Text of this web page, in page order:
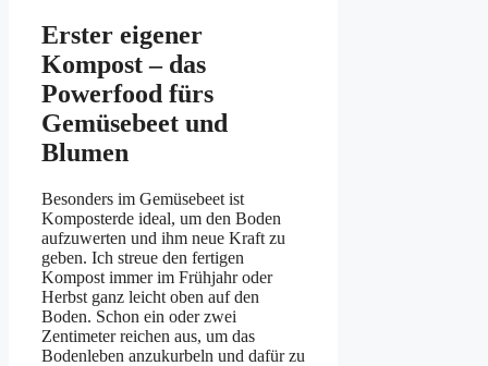
Erster eigener
Kompost – das
Powerfood fürs
Gemüsebeet und
Blumen
Besonders im Gemüsebeet ist
Komposterde ideal, um den Boden
aufzuwerten und ihm neue Kraft zu
geben. Ich streue den fertigen
Kompost immer im Frühjahr oder
Herbst ganz leicht oben auf den
Boden. Schon ein oder zwei
Zentimeter reichen aus, um das
Bodenleben anzukurbeln und dafür zu